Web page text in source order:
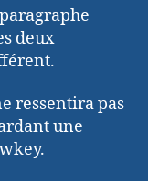
deux
ressentira pas
une